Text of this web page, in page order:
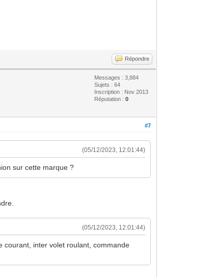
Répondre
Messages : 3,884
Sujets : 64
Inscription : Nov 2013
Réputation :0
#7
(05/12/2023, 12:01:44)
sur cette marque ?
(05/12/2023, 12:01:44)
courant, inter volet roulant, commande